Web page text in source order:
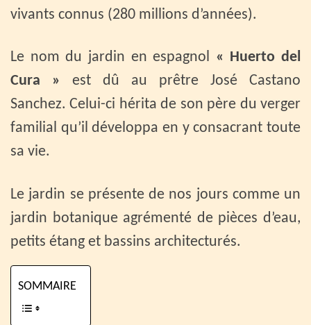
vivants connus (280 millions d’années).
Le nom du jardin en espagnol « Huerto del
Cura » est dû au prêtre José Castano
Sanchez. Celui-ci hérita de son père du verger
familial qu’il développa en y consacrant toute
sa vie.
Le jardin se présente de nos jours comme un
jardin botanique agrémenté de pièces d’eau,
petits étang et bassins architecturés.
SOMMAIRE